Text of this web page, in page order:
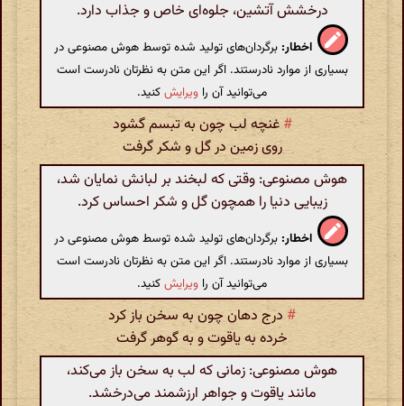
درخشش آتشین، جلوه‌ای خاص و جذاب دارد.
اخطار: برگردان‌های تولید شده توسط هوش مصنوعی در
بسیاری از موارد نادرستند. اگر این متن به نظرتان نادرست است
می‌توانید آن را ویرایشکنید.
# غنچه لب چون به تبسم گشود
روی زمین در گل و شکر گرفت
هوش مصنوعی: وقتی که لبخند بر لبانش نمایان شد،
زیبایی دنیا را همچون گل و شکر احساس کرد.
اخطار: برگردان‌های تولید شده توسط هوش مصنوعی در
بسیاری از موارد نادرستند. اگر این متن به نظرتان نادرست است
می‌توانید آن را ویرایشکنید.
# درج دهان چون به سخن باز کرد
خرده به یاقوت و به گوهر گرفت
هوش مصنوعی: زمانی که لب به سخن باز می‌کند،
مانند یاقوت و جواهر ارزشمند می‌درخشد.